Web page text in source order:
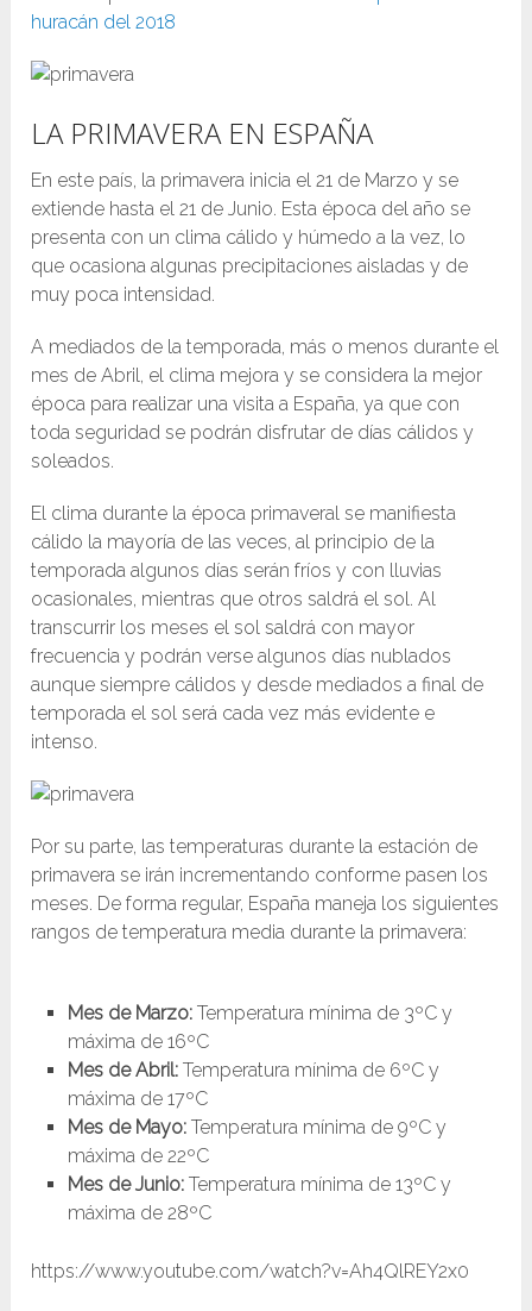
huracán del 2018
LA PRIMAVERA EN ESPAÑA
En este país, la primavera inicia el 21 de Marzo y se
extiende hasta el 21 de Junio. Esta época del año se
presenta con un clima cálido y húmedo a la vez, lo
que ocasiona algunas precipitaciones aisladas y de
muy poca intensidad.
A mediados de la temporada, más o menos durante el
mes de Abril, el clima mejora y se considera la mejor
época para realizar una visita a España, ya que con
toda seguridad se podrán disfrutar de días cálidos y
soleados.
El clima durante la época primaveral se manifiesta
cálido la mayoría de las veces, al principio de la
temporada algunos días serán fríos y con lluvias
ocasionales, mientras que otros saldrá el sol. Al
transcurrir los meses el sol saldrá con mayor
frecuencia y podrán verse algunos días nublados
aunque siempre cálidos y desde mediados a final de
temporada el sol será cada vez más evidente e
intenso.
Por su parte, las temperaturas durante la estación de
primavera se irán incrementando conforme pasen los
meses. De forma regular, España maneja los siguientes
rangos de temperatura media durante la primavera:
Mes de Marzo:Temperatura mínima de 3ºC y
máxima de 16ºC
Mes de Abril:Temperatura mínima de 6ºC y
máxima de 17ºC
Mes de Mayo:Temperatura mínima de 9ºC y
máxima de 22ºC
Mes de Junio:Temperatura mínima de 13ºC y
máxima de 28ºC
https://www.youtube.com/watch?v=Ah4QlREY2x0